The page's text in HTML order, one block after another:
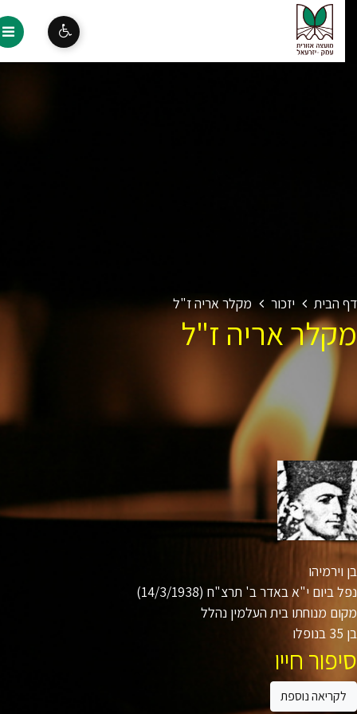
הבית יזכור מקלר אריה ז"ל
אריה ז"ל
ביום י"א באדר ב' תרצ"ח (14/3/1938)
מנוחתו בית העלמין נהלל
חייו
נוספת